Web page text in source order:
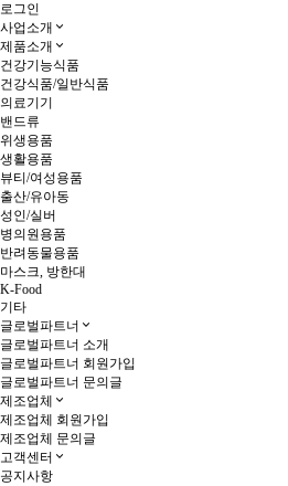
로그인
사업소개
제품소개
건강기능식품
건강식품/일반식품
의료기기
밴드류
위생용품
생활용품
뷰티/여성용품
출산/유아동
성인/실버
병의원용품
반려동물용품
마스크, 방한대
K-Food
기타
글로벌파트너
글로벌파트너 소개
글로벌파트너 회원가입
글로벌파트너 문의글
제조업체
제조업체 회원가입
제조업체 문의글
고객센터
공지사항